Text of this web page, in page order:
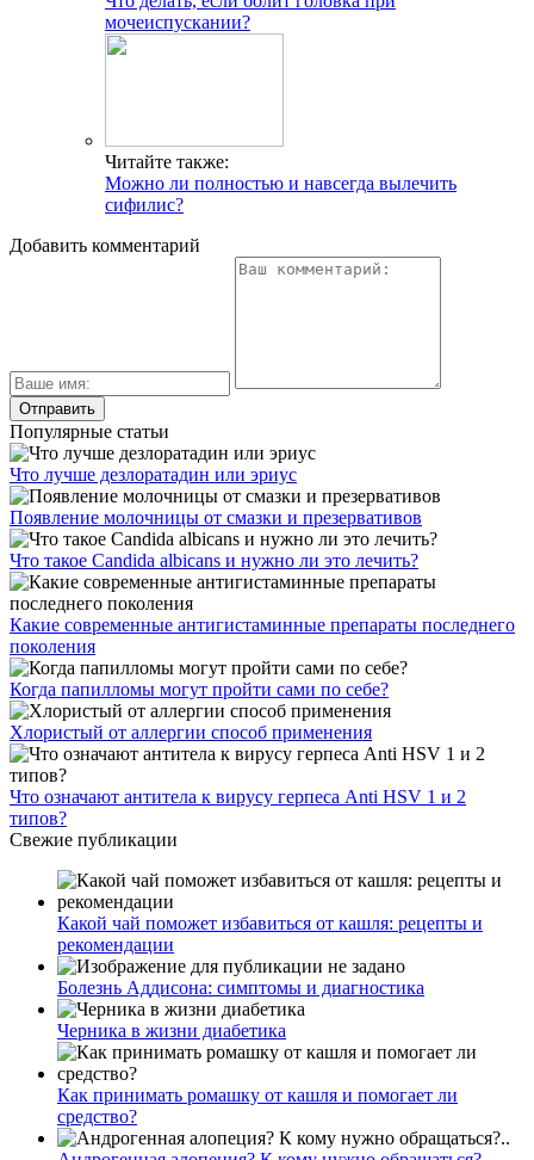
мочеиспускании?
Читайте также:
Можно ли полностью и навсегда вылечить
сифилис?
Добавить комментарий
Популярные статьи
Что лучше дезлоратадин или эриус
Появление молочницы от смазки и презервативов
Что такое Candida albicans и нужно ли это лечить?
Какие современные антигистаминные препараты последнего
поколения
Когда папилломы могут пройти сами по себе?
Хлористый от аллергии способ применения
Что означают антитела к вирусу герпеса Anti HSV 1 и 2
типов?
Свежие публикации
Какой чай поможет избавиться от кашля: рецепты и
рекомендации
Болезнь Аддисона: симптомы и диагностика
Черника в жизни диабетика
Как принимать ромашку от кашля и помогает ли
средство?